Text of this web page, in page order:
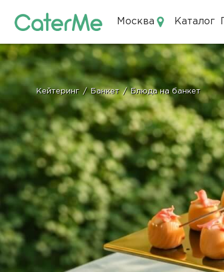
Москва Каталог
Строка
навигации
Кейтеринг / Банкет / Блюда на банкет